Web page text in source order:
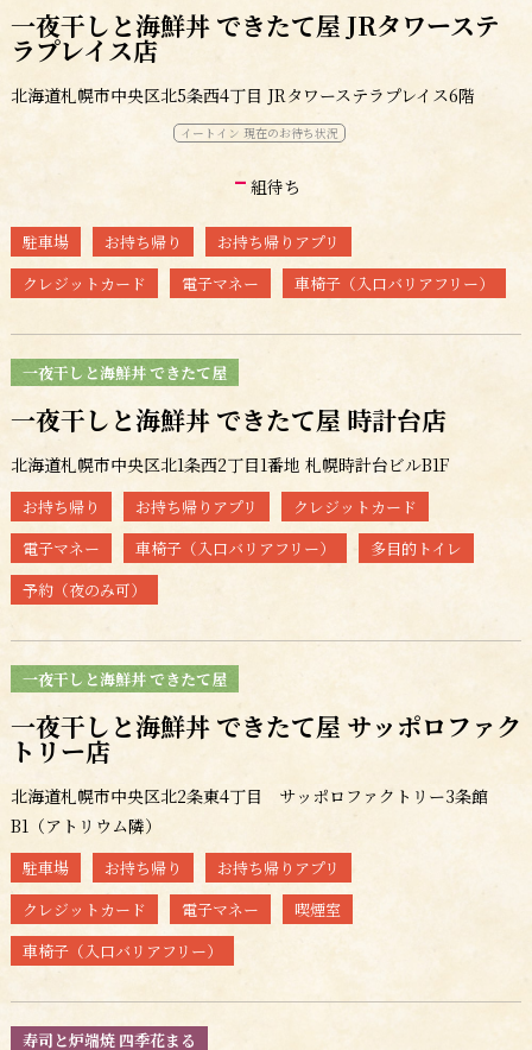
一夜干しと海鮮丼 できたて屋 JRタワーステ
ラプレイス店
北海道札幌市中央区北5条西4丁目 JRタワーステラプレイス6階
イートイン 現在のお待ち状況
- 組待ち
駐車場 お持ち帰り
お持ち帰りアプリ
クレジットカード
電子マネー 車椅子（入口バリアフリー）
一夜干しと海鮮丼 できたて屋 時計台店
一夜干しと海鮮丼 できたて屋
北海道札幌市中央区北1条西2丁目1番地 札幌時計台ビルB1F
お持ち帰り お持ち帰りアプリ
クレジットカード
電子マネー
車椅子（入口バリアフリー）
多目的トイレ
予約（夜のみ可）
一夜干しと海鮮丼 できたて屋 サッポロファク
トリー店
一夜干しと海鮮丼 できたて屋
北海道札幌市中央区北2条東4丁目 サッポロファクトリー3条館
B1（アトリウム隣）
駐車場 お持ち帰り
お持ち帰りアプリ
クレジットカード
電子マネー
喫煙室
車椅子（入口バリアフリー）
寿司と炉端焼 四季花まる